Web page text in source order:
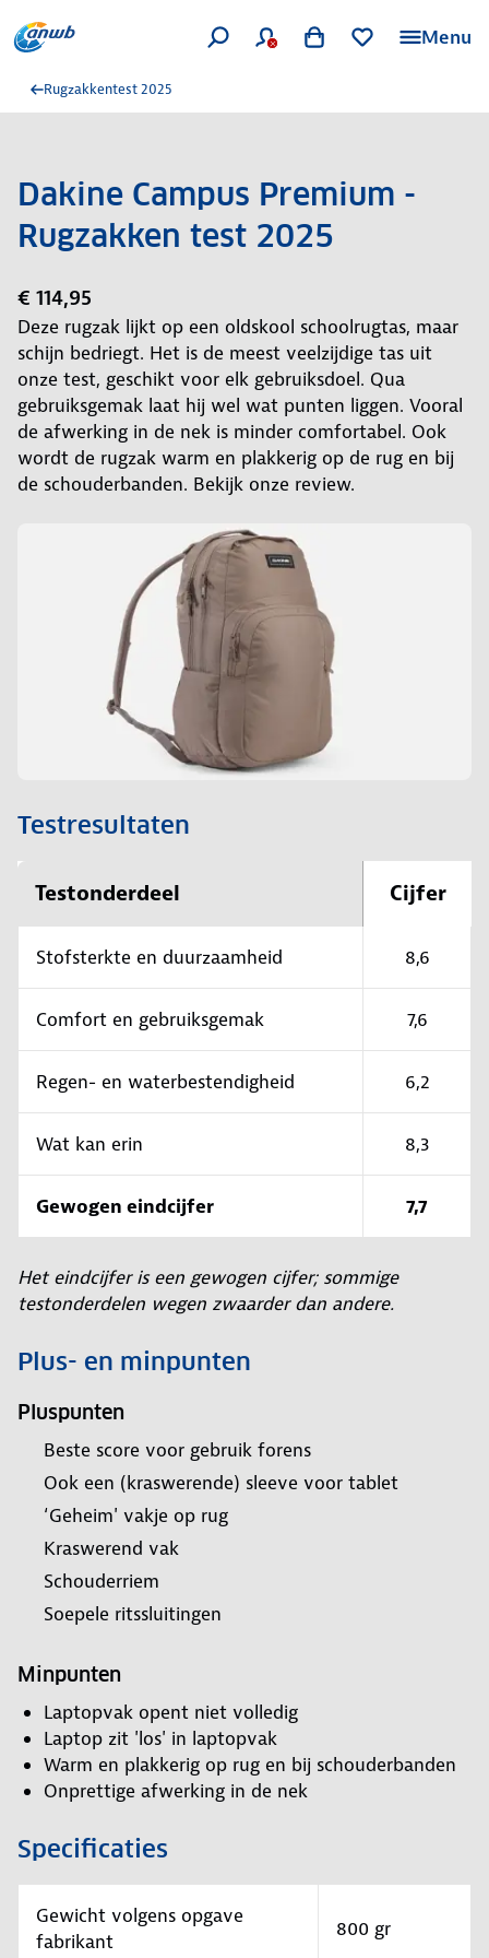
Menu
Rugzakkentest 2025
Dakine Campus Premium -
Rugzakken test 2025
€ 114,95
Deze rugzak lijkt op een oldskool schoolrugtas, maar
schijn bedriegt. Het is de meest veelzijdige tas uit
onze test, geschikt voor elk gebruiksdoel. Qua
gebruiksgemak laat hij wel wat punten liggen. Vooral
de afwerking in de nek is minder comfortabel. Ook
wordt de rugzak warm en plakkerig op de rug en bij
de schouderbanden. Bekijk onze review.
Testresultaten
Testonderdeel Cijfer
Stofsterkte en duurzaamheid 8,6
Comfort en gebruiksgemak 7,6
Regen- en waterbestendigheid 6,2
Wat kan erin 8,3
Gewogen eindcijfer 7,7
Het eindcijfer is een gewogen cijfer; sommige
testonderdelen wegen zwaarder dan andere.
Plus- en minpunten
Pluspunten
Beste score voor gebruik forens
Ook een (kraswerende) sleeve voor tablet
‘Geheim' vakje op rug
Kraswerend vak
Schouderriem
Soepele ritssluitingen
Minpunten
Laptopvak opent niet volledig
Laptop zit 'los' in laptopvak
Warm en plakkerig op rug en bij schouderbanden
Onprettige afwerking in de nek
Specificaties
Gewicht volgens opgave
fabrikant
800 gr